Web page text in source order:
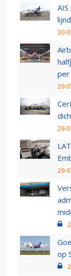
30-
per
29-
29-
29-
op